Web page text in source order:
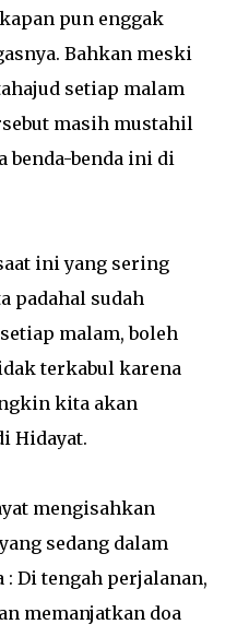
pun enggak
Bahkan meski
setiap malam
masih mustahil
benda-benda ini di
ini yang sering
padahal sudah
malam, boleh
terkabul karena
kita akan
Hidayat.
mengisahkan
sedang dalam
: Di tengah perjalanan,
memanjatkan doa